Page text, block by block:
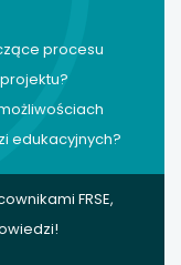
procesu
edukacyjnych?
FRSE,